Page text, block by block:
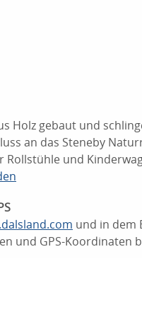
Holz gebaut und
an das Steneby
Rollstühle und
und in dem
und GPS-